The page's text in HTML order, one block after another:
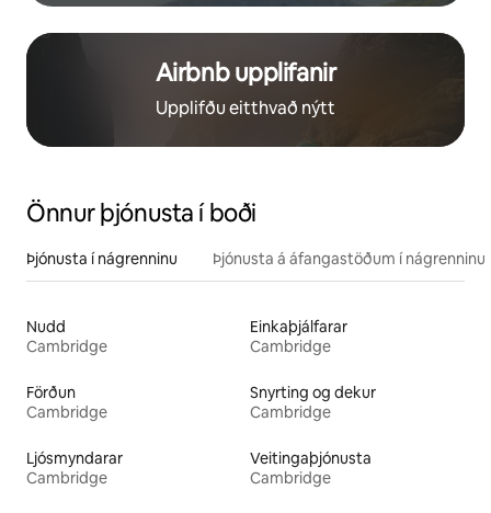
Airbnb upplifanir
Upplifðu eitthvað nýtt
Önnur þjónusta í boði
Þjónusta í nágrenninu Þjónusta á áfangastöðum í nágrenninu
Nudd
Cambridge
Einkaþjálfarar
Cambridge
Förðun
Cambridge
Snyrting og dekur
Cambridge
Ljósmyndarar
Cambridge
Veitingaþjónusta
Cambridge